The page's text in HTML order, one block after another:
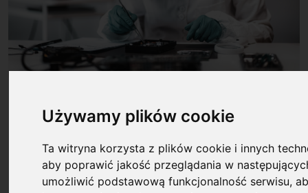
Używamy plików cookie
Ta witryna korzysta z plików cookie i innych
aby poprawić jakość przeglądania w
umożliwić podstawową funkcjonalność serwisu,
działalności FNP
Fascynujące badania, wyjątkowe osiągnięcia badawcze,